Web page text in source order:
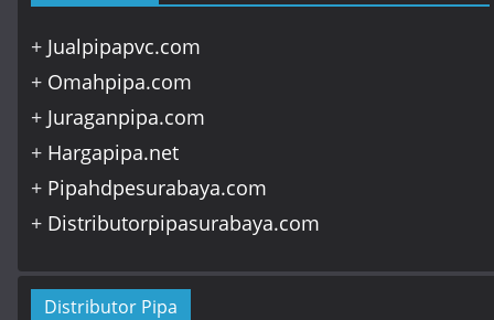
+ Jualpipapvc.com
+ Omahpipa.com
+ Juraganpipa.com
+ Hargapipa.net
+ Pipahdpesurabaya.com
+ Distributorpipasurabaya.com
Distributor Pipa